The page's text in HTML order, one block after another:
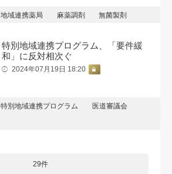
地域連携薬局 麻薬調剤 無菌製剤
特別地域連携プログラム、「要件緩
和」に反対相次ぐ
2024年07月19日 18:20
特別地域連携プログラム
医道審議会
29件